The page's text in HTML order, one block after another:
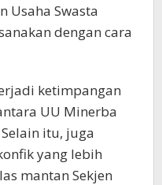
Usaha Swasta
dengan cara
ketimpangan
UU Minerba
itu, juga
yang lebih
mantan Sekjen